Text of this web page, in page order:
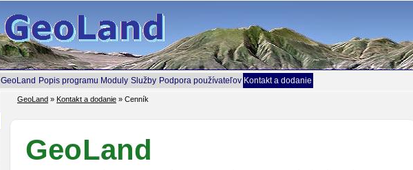
GeoLand Popis programu Moduly Služby Podpora používateľov Kontakt a dodanie
GeoLand » Kontakt a dodanie » Cenník
GeoLand